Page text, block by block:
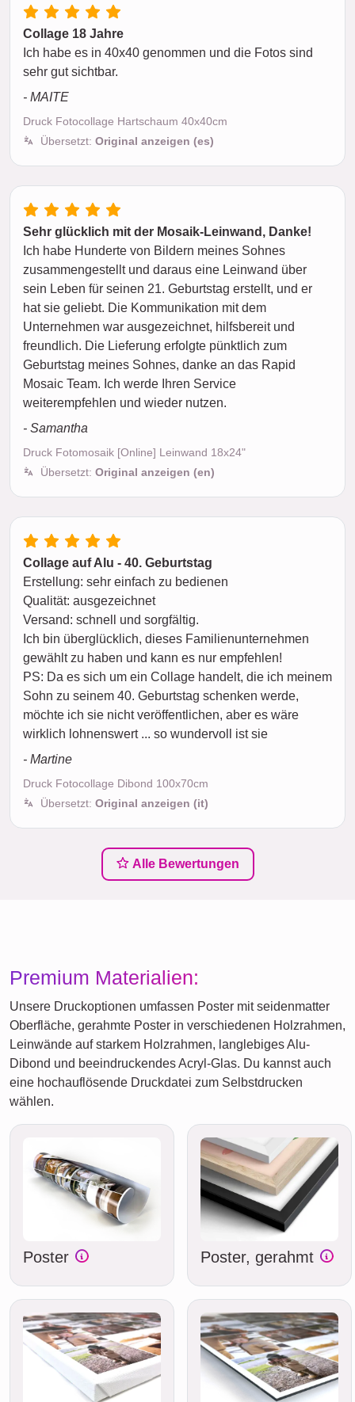
Collage 18 Jahre
Ich habe es in 40x40 genommen und die Fotos sind
sehr gut sichtbar.
- MAITE
Druck Fotocollage Hartschaum 40x40cm
Übersetzt: Original anzeigen (es)
Sehr glücklich mit der Mosaik-Leinwand, Danke!
Ich habe Hunderte von Bildern meines Sohnes
zusammengestellt und daraus eine Leinwand über
sein Leben für seinen 21. Geburtstag erstellt, und er
hat sie geliebt. Die Kommunikation mit dem
Unternehmen war ausgezeichnet, hilfsbereit und
freundlich. Die Lieferung erfolgte pünktlich zum
Geburtstag meines Sohnes, danke an das Rapid
Mosaic Team. Ich werde Ihren Service
weiterempfehlen und wieder nutzen.
- Samantha
Druck Fotomosaik [Online] Leinwand 18x24"
Übersetzt: Original anzeigen (en)
Collage auf Alu - 40. Geburtstag
Erstellung: sehr einfach zu bedienen
Qualität: ausgezeichnet
Versand: schnell und sorgfältig.
Ich bin überglücklich, dieses Familienunternehmen
gewählt zu haben und kann es nur empfehlen!
PS: Da es sich um ein Collage handelt, die ich meinem
Sohn zu seinem 40. Geburtstag schenken werde,
möchte ich sie nicht veröffentlichen, aber es wäre
wirklich lohnenswert ... so wundervoll ist sie
- Martine
Druck Fotocollage Dibond 100x70cm
Übersetzt: Original anzeigen (it)
Alle Bewertungen
Premium Materialien:
Unsere Druckoptionen umfassen Poster mit seidenmatter
Oberfläche, gerahmte Poster in verschiedenen Holzrahmen,
Leinwände auf starkem Holzrahmen, langlebiges Alu-
Dibond und beeindruckendes Acryl-Glas. Du kannst auch
eine hochauflösende Druckdatei zum Selbstdrucken
wählen.
Poster Poster, gerahmt